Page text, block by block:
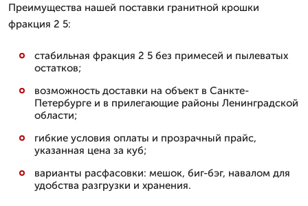
Преимущества нашей поставки гранитной крошки
фракция 2 5:
стабильная фракция 2 5 без примесей и пылеватых
остатков;
возможность доставки на объект в Санкте-
Петербурге и в прилегающие районы Ленинградской
области;
гибкие условия оплаты и прозрачный прайс,
указанная цена за куб;
варианты расфасовки: мешок, биг-бэг, навалом для
удобства разгрузки и хранения.